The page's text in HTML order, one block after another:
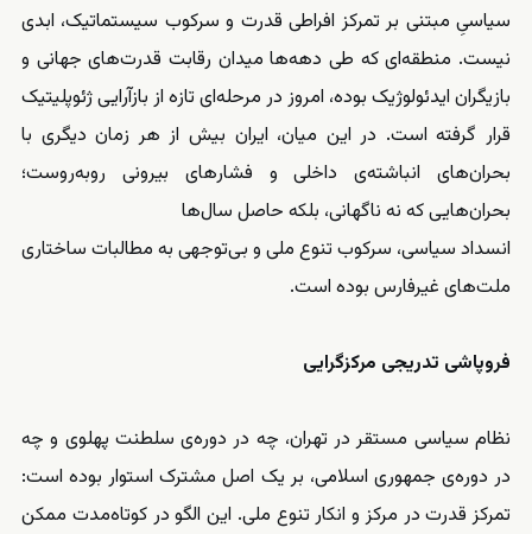
سیاسیِ مبتنی بر تمرکز افراطی قدرت و سرکوب سیستماتیک، ابدی
نیست. منطقه‌ای که طی دهه‌ها میدان رقابت قدرت‌های جهانی و
بازیگران ایدئولوژیک بوده، امروز در مرحله‌ای تازه از بازآرایی ژئوپلیتیک
قرار گرفته است. در این میان، ایران بیش از هر زمان دیگری با
بحران‌های انباشته‌ی داخلی و فشارهای بیرونی روبه‌روست؛
بحران‌هایی که نه ناگهانی، بلکه حاصل سال‌ها
انسداد سیاسی، سرکوب تنوع ملی و بی‌توجهی به مطالبات ساختاری
ملت‌های غیرفارس بوده است.
فروپاشی تدریجی مرکزگرایی
نظام سیاسی مستقر در تهران، چه در دوره‌ی سلطنت پهلوی و چه
در دوره‌ی جمهوری اسلامی، بر یک اصل مشترک استوار بوده است:
تمرکز قدرت در مرکز و انکار تنوع ملی. این الگو در کوتاه‌مدت ممکن